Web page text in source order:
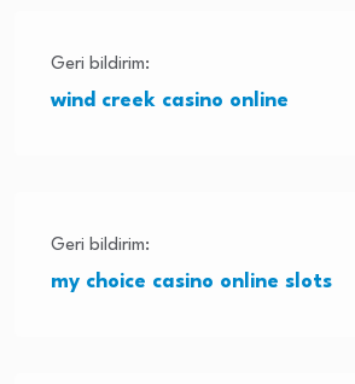
Geri bildirim:
wind creek casino online
Geri bildirim:
my choice casino online slots